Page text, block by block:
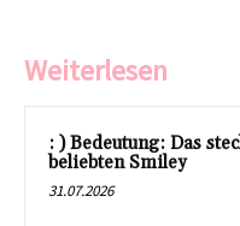
Weiterlesen
: ) Bedeutung: Das
beliebten Smiley
31.07.2026